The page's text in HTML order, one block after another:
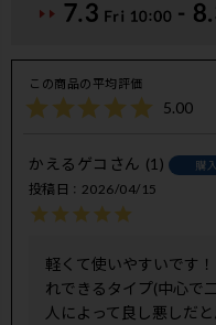
5.00
かえるゲコ 1 購
投稿日 2026/04/15
軽くて使いやすいです
れできるタイプ(中心で
人によって良し悪しだ